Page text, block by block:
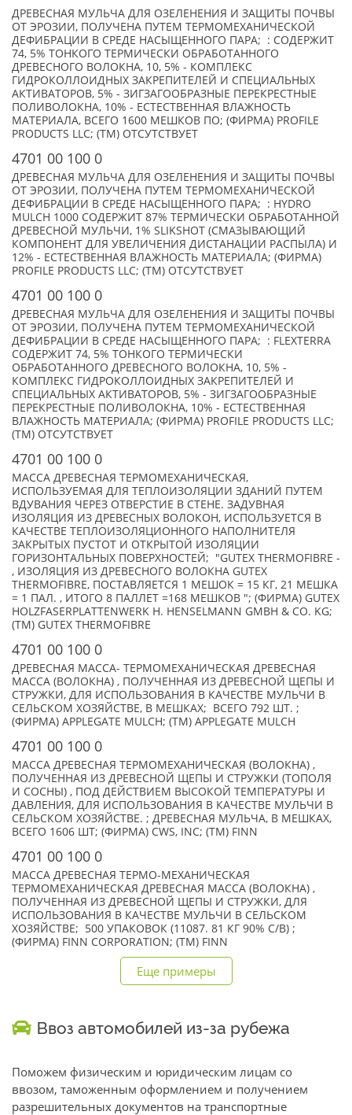
ДРЕВЕСНАЯ МУЛЬЧА ДЛЯ ОЗЕЛЕНЕНИЯ И ЗАЩИТЫ ПОЧВЫ
ОТ ЭРОЗИИ, ПОЛУЧЕНА ПУТЕМ ТЕРМОМЕХАНИЧЕСКОЙ
ДЕФИБРАЦИИ В СРЕДЕ НАСЫЩЕННОГО ПАРА; : СОДЕРЖИТ
74, 5% ТОНКОГО ТЕРМИЧЕСКИ ОБРАБОТАННОГО
ДРЕВЕСНОГО ВОЛОКНА, 10, 5% - КОМПЛЕКС
ГИДРОКОЛЛОИДНЫХ ЗАКРЕПИТЕЛЕЙ И СПЕЦИАЛЬНЫХ
АКТИВАТОРОВ, 5% - ЗИГЗАГООБРАЗНЫЕ ПЕРЕКРЕСТНЫЕ
ПОЛИВОЛОКНА, 10% - ЕСТЕСТВЕННАЯ ВЛАЖНОСТЬ
МАТЕРИАЛА, ВСЕГО 1600 МЕШКОВ ПО; (ФИРМА) PROFILE
PRODUCTS LLC; (TM) ОТСУТСТВУЕТ
4701 00 100 0
ДРЕВЕСНАЯ МУЛЬЧА ДЛЯ ОЗЕЛЕНЕНИЯ И ЗАЩИТЫ ПОЧВЫ
ОТ ЭРОЗИИ, ПОЛУЧЕНА ПУТЕМ ТЕРМОМЕХАНИЧЕСКОЙ
ДЕФИБРАЦИИ В СРЕДЕ НАСЫЩЕННОГО ПАРА; : HYDRO
MULCH 1000 СОДЕРЖИТ 87% ТЕРМИЧЕСКИ ОБРАБОТАННОЙ
ДРЕВЕСНОЙ МУЛЬЧИ, 1% SLIKSHOT (СМАЗЫВАЮЩИЙ
КОМПОНЕНТ ДЛЯ УВЕЛИЧЕНИЯ ДИСТАНАЦИИ РАСПЫЛА) И
12% - ЕСТЕСТВЕННАЯ ВЛАЖНОСТЬ МАТЕРИАЛА; (ФИРМА)
PROFILE PRODUCTS LLC; (TM) ОТСУТСТВУЕТ
4701 00 100 0
ДРЕВЕСНАЯ МУЛЬЧА ДЛЯ ОЗЕЛЕНЕНИЯ И ЗАЩИТЫ ПОЧВЫ
ОТ ЭРОЗИИ, ПОЛУЧЕНА ПУТЕМ ТЕРМОМЕХАНИЧЕСКОЙ
ДЕФИБРАЦИИ В СРЕДЕ НАСЫЩЕННОГО ПАРА; : FLEXTERRA
СОДЕРЖИТ 74, 5% ТОНКОГО ТЕРМИЧЕСКИ
ОБРАБОТАННОГО ДРЕВЕСНОГО ВОЛОКНА, 10, 5% -
КОМПЛЕКС ГИДРОКОЛЛОИДНЫХ ЗАКРЕПИТЕЛЕЙ И
СПЕЦИАЛЬНЫХ АКТИВАТОРОВ, 5% - ЗИГЗАГООБРАЗНЫЕ
ПЕРЕКРЕСТНЫЕ ПОЛИВОЛОКНА, 10% - ЕСТЕСТВЕННАЯ
ВЛАЖНОСТЬ МАТЕРИАЛА; (ФИРМА) PROFILE PRODUCTS LLC;
(TM) ОТСУТСТВУЕТ
4701 00 100 0
МАССА ДРЕВЕСНАЯ ТЕРМОМЕХАНИЧЕСКАЯ,
ИСПОЛЬЗУЕМАЯ ДЛЯ ТЕПЛОИЗОЛЯЦИИ ЗДАНИЙ ПУТЕМ
ВДУВАНИЯ ЧЕРЕЗ ОТВЕРСТИЕ В СТЕНЕ. ЗАДУВНАЯ
ИЗОЛЯЦИЯ ИЗ ДРЕВЕСНЫХ ВОЛОКОН, ИСПОЛЬЗУЕТСЯ В
КАЧЕСТВЕ ТЕПЛОИЗОЛЯЦИОННОГО НАПОЛНИТЕЛЯ
ЗАКРЫТЫХ ПУСТОТ И ОТКРЫТОЙ ИЗОЛЯЦИИ
ГОРИЗОНТАЛЬНЫХ ПОВЕРХНОСТЕЙ; "GUTEX THERMOFIBRE -
, ИЗОЛЯЦИЯ ИЗ ДРЕВЕСНОГО ВОЛОКНА GUTEX
THERMOFIBRE, ПОСТАВЛЯЕТСЯ 1 МЕШОК = 15 КГ, 21 МЕШКА
= 1 ПАЛ. , ИТОГО 8 ПАЛЛЕТ =168 МЕШКОВ "; (ФИРМА) GUTEX
HOLZFASERPLATTENWERK H. HENSELMANN GMBH & CO. KG;
(TM) GUTEX THERMOFIBRE
4701 00 100 0
ДРЕВЕСНАЯ МАССА- ТЕРМОМЕХАНИЧЕСКАЯ ДРЕВЕСНАЯ
МАССА (ВОЛОКНА) , ПОЛУЧЕННАЯ ИЗ ДРЕВЕСНОЙ ЩЕПЫ И
СТРУЖКИ, ДЛЯ ИСПОЛЬЗОВАНИЯ В КАЧЕСТВЕ МУЛЬЧИ В
СЕЛЬСКОМ ХОЗЯЙСТВЕ, В МЕШКАХ; ВСЕГО 792 ШТ. ;
(ФИРМА) APPLEGATE MULCH; (TM) APPLEGATE MULCH
4701 00 100 0
МАССА ДРЕВЕСНАЯ ТЕРМОМЕХАНИЧЕСКАЯ (ВОЛОКНА) ,
ПОЛУЧЕННАЯ ИЗ ДРЕВЕСНОЙ ЩЕПЫ И СТРУЖКИ (ТОПОЛЯ
И СОСНЫ) , ПОД ДЕЙСТВИЕМ ВЫСОКОЙ ТЕМПЕРАТУРЫ И
ДАВЛЕНИЯ, ДЛЯ ИСПОЛЬЗОВАНИЯ В КАЧЕСТВЕ МУЛЬЧИ В
СЕЛЬСКОМ ХОЗЯЙСТВЕ. ; ДРЕВЕСНАЯ МУЛЬЧА, В МЕШКАХ,
ВСЕГО 1606 ШТ; (ФИРМА) CWS, INC; (TM) FINN
4701 00 100 0
МАССА ДРЕВЕСНАЯ ТЕРМО-МЕХАНИЧЕСКАЯ
ТЕРМОМЕХАНИЧЕСКАЯ ДРЕВЕСНАЯ МАССА (ВОЛОКНА) ,
ПОЛУЧЕННАЯ ИЗ ДРЕВЕСНОЙ ЩЕПЫ И СТРУЖКИ, ДЛЯ
ИСПОЛЬЗОВАНИЯ В КАЧЕСТВЕ МУЛЬЧИ В СЕЛЬСКОМ
ХОЗЯЙСТВЕ; 500 УПАКОВОК (11087. 81 КГ 90% С/В) ;
(ФИРМА) FINN CORPORATION; (TM) FINN
Еще примеры
Ввоз автомобилей из-за рубежа
Поможем физическим и юридическим лицам со
ввозом, таможенным оформлением и получением
разрешительных документов на транспортные